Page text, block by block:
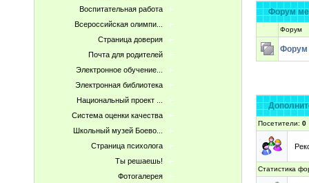
Воспитательная работа
Всероссийская олимпи...
Страница доверия
Почта для родителей
Электронное обучение...
Электронная библиотека
Национальный проект ...
Система оценки качества
Школьный музей Боево...
Страница психолога
Ты решаешь!
Фотогалерея
Форум
Форум
Форум
Посетители: 0
Статистика